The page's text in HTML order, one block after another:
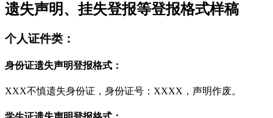
遗失声明、挂失登报等登报格式样稿
个人证件类：
身份证遗失声明登报格式：
XXX不慎遗失身份证，身份证号：XXXX，声明作废。